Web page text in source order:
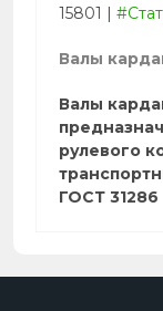
15801 |
Валы
Валы
рулевого
ГОСТ 31286